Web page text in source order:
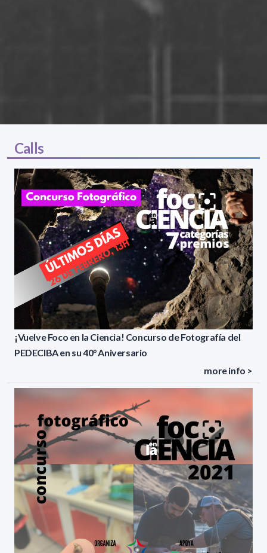
Calls
¡Vuelve Foco en la Ciencia! Concurso de Fotografía del
PEDECIBA en su 40° Aniversario
more info >